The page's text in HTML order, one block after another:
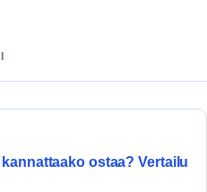
ostaa? Vertailu